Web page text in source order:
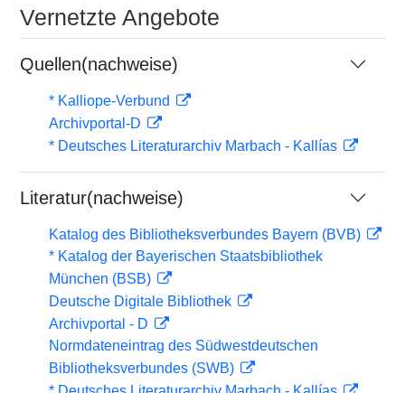
Vernetzte Angebote
Quellen(nachweise)
* Kalliope-Verbund
Archivportal-D
* Deutsches Literaturarchiv Marbach - Kallías
Literatur(nachweise)
Katalog des Bibliotheksverbundes Bayern (BVB)
* Katalog der Bayerischen Staatsbibliothek
München (BSB)
Deutsche Digitale Bibliothek
Archivportal - D
Normdateneintrag des Südwestdeutschen
Bibliotheksverbundes (SWB)